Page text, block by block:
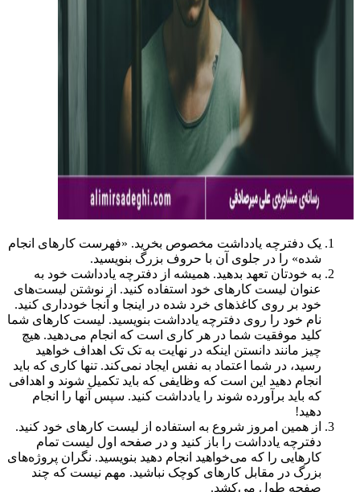
یک دفترچه یادداشت مخصوص بخرید. «فهرست کارهای انجام
شده» را در جلوی آن با حروف بزرگ بنویسید.
به خودتان تعهد بدهید. همیشه از دفترچه یادداشت خود به
عنوان لیست کارهای خود استفاده کنید. از نوشتن لیست‌های
خود بر روی کاغذهای خرد شده در اینجا و آنجا خودداری کنید.
نام خود را روی دفترچه یادداشت بنویسید. لیست کارهای شما
کلید موفقیت شما در هر کاری است که انجام می‌دهید. هیچ
چیز مانند دانستن اینکه در نهایت به تک تک اهداف خواهید
رسید، در شما اعتماد به نفس ایجاد نمی‌کند. تنها کاری که باید
انجام دهید این است که وظایفی که باید تکمیل شوند و اهدافی
که باید برآورده شوند را یادداشت کنید. سپس آنها را انجام
دهید!
از همین امروز شروع به استفاده از لیست کارهای خود کنید.
دفترچه یادداشت را باز کنید و در صفحه اول لیست تمام
کارهایی را که می‌خواهید انجام دهید بنویسید. نگران پروژه‌های
بزرگ در مقابل کارهای کوچک نباشید. مهم نیست که چند
صفحه طول می‌کشد.